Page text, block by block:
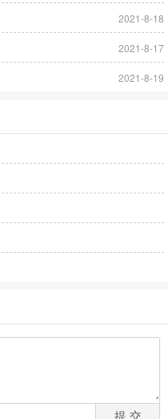
2021-8-18
2021-8-17
2021-8-19